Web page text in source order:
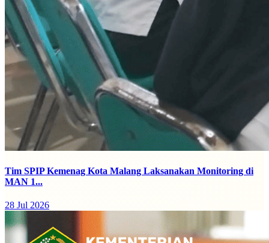
Tim SPIP Kemenag Kota Malang Laksanakan Monitoring di
MAN 1...
28 Jul 2026